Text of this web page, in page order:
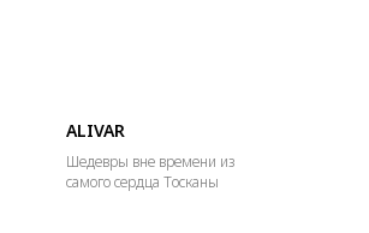
ALIVAR
Шедевры вне времени из
самого сердца Тосканы